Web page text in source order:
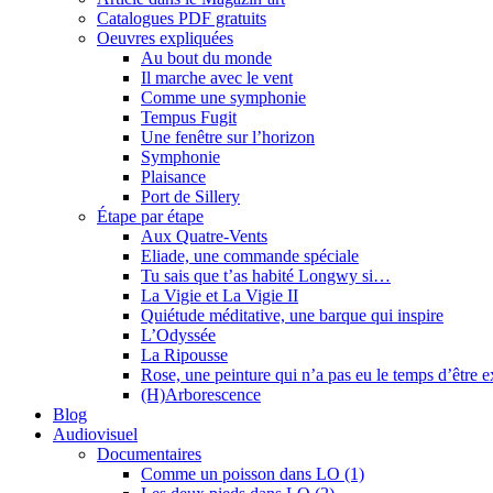
Catalogues PDF gratuits
Oeuvres expliquées
Au bout du monde
Il marche avec le vent
Comme une symphonie
Tempus Fugit
Une fenêtre sur l’horizon
Symphonie
Plaisance
Port de Sillery
Étape par étape
Aux Quatre-Vents
Eliade, une commande spéciale
Tu sais que t’as habité Longwy si…
La Vigie et La Vigie II
Quiétude méditative, une barque qui inspire
L’Odyssée
La Ripousse
Rose, une peinture qui n’a pas eu le temps d’être
(H)Arborescence
Blog
Audiovisuel
Documentaires
Comme un poisson dans LO (1)